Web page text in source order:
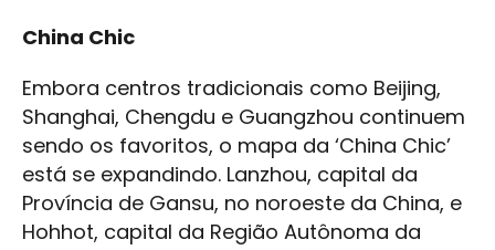
China Chic
Embora centros tradicionais como Beijing,
Shanghai, Chengdu e Guangzhou continuem
sendo os favoritos, o mapa da ‘China Chic’
está se expandindo. Lanzhou, capital da
Província de Gansu, no noroeste da China, e
Hohhot, capital da Região Autônoma da